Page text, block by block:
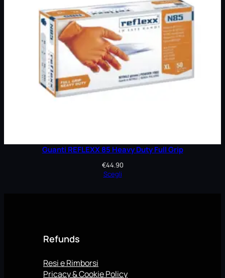
Guanti REFLEXX 85 Heavy Duty Full Grip
€44.90
Scegli
Refunds
Resi e Rimborsi
Pricacy & Cookie Policy